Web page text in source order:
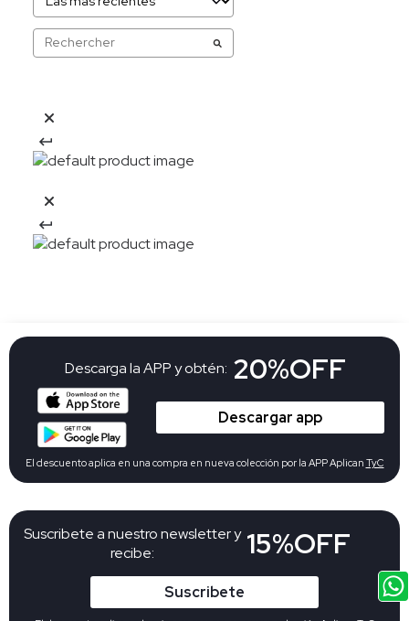
Suscribete a nuestro newsletter y
recibe:
15%OFF
Suscribete
Descarga la APP y obtén: 20%OFF
Descargar app
El descuento aplica en una compra en nueva colección por la APP Aplican TyC